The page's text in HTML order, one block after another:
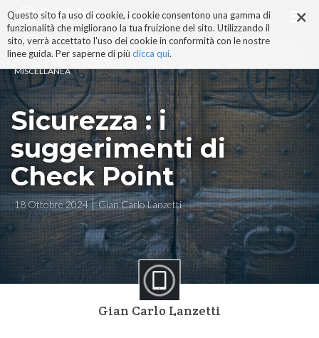
×
Questo sito fa uso di cookie, i cookie consentono una gamma di
funzionalità che migliorano la tua fruizione del sito. Utilizzando il
sito, verrà accettato l'uso dei cookie in conformità con le nostre
linee guida. Per saperne di più clicca qui.
ai
contenuti.
|
alla
navigazione
MISCELLANEA
Sicurezza : i
suggerimenti di
Check Point
18 Ottobre 2024 Gian Carlo Lanzetti
Gian Carlo Lanzetti